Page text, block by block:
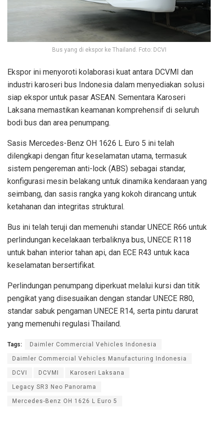
Bus yang di ekspor ke Thailand. Foto: DCVI
Ekspor ini menyoroti kolaborasi kuat antara DCVMI dan
industri karoseri bus Indonesia dalam menyediakan solusi
siap ekspor untuk pasar ASEAN. Sementara Karoseri
Laksana memastikan keamanan komprehensif di seluruh
bodi bus dan area penumpang.
Sasis Mercedes-Benz OH 1626 L Euro 5 ini telah
dilengkapi dengan fitur keselamatan utama, termasuk
sistem pengereman anti-lock (ABS) sebagai standar,
konfigurasi mesin belakang untuk dinamika kendaraan yang
seimbang, dan sasis rangka yang kokoh dirancang untuk
ketahanan dan integritas struktural.
Bus ini telah teruji dan memenuhi standar UNECE R66 untuk
perlindungan kecelakaan terbaliknya bus, UNECE R118
untuk bahan interior tahan api, dan ECE R43 untuk kaca
keselamatan bersertifikat.
Perlindungan penumpang diperkuat melalui kursi dan titik
pengikat yang disesuaikan dengan standar UNECE R80,
standar sabuk pengaman UNECE R14, serta pintu darurat
yang memenuhi regulasi Thailand.
Tags: Daimler Commercial Vehicles Indonesia
Daimler Commercial Vehicles Manufacturing Indonesia
DCVI DCVMI Karoseri Laksana
Legacy SR3 Neo Panorama
Mercedes-Benz OH 1626 L Euro 5